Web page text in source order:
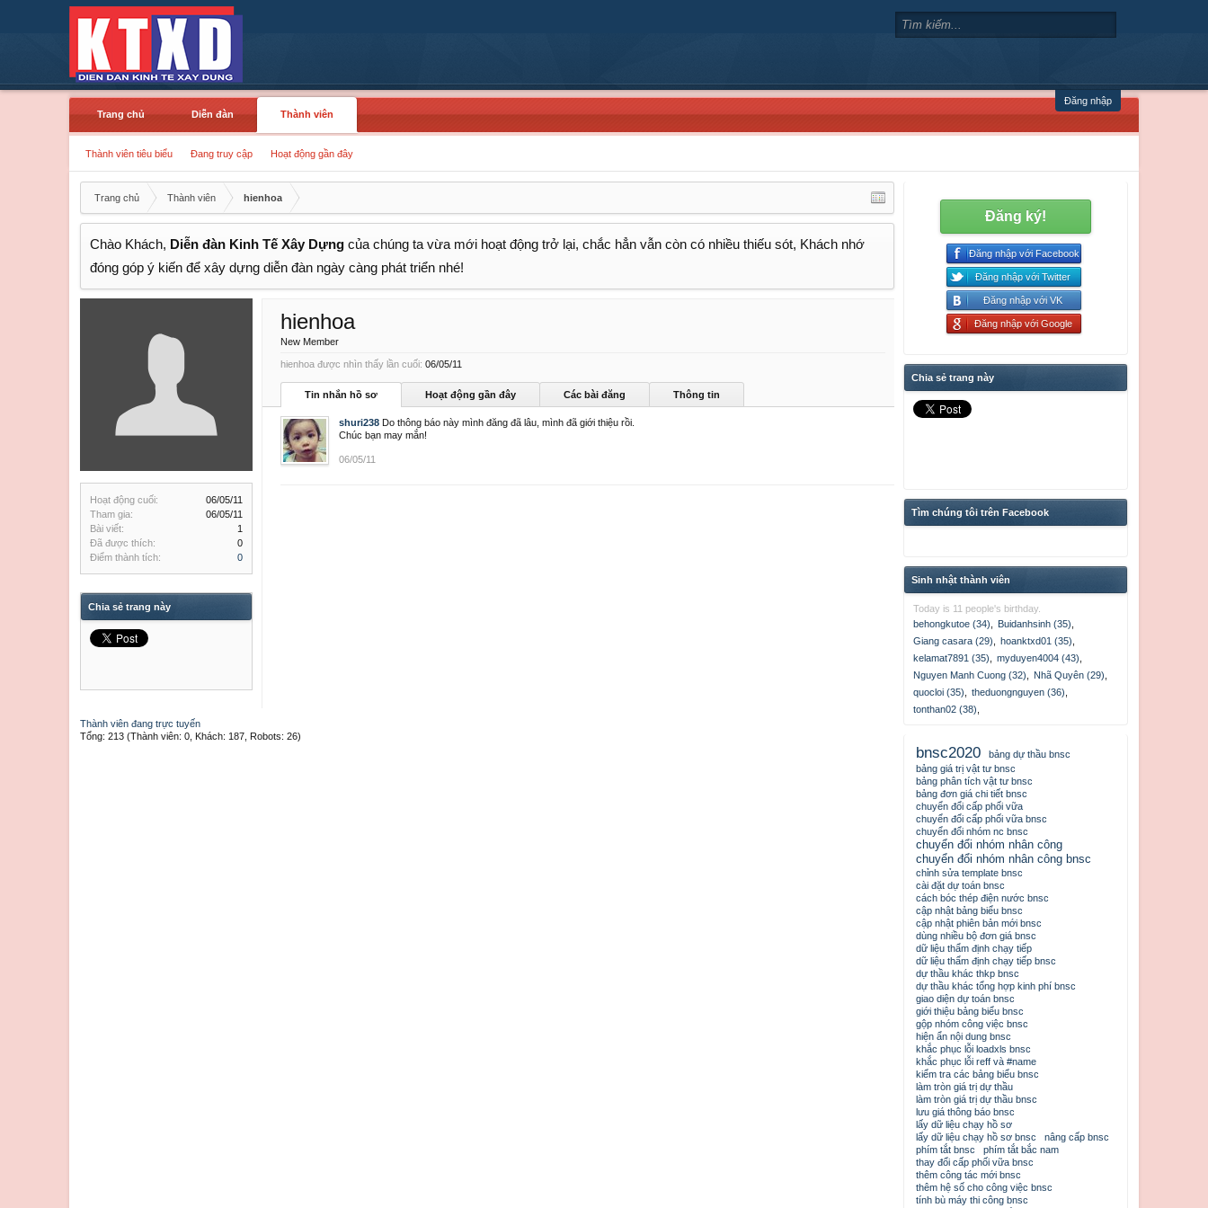
Đăng nhập
Trang chủ
Diễn đàn Thành viên
Thành viên tiêu biểu Đang truy cập Hoạt động gần đây
Trang chủ Thành viên hienhoa
Chào Khách, Diễn đàn Kinh Tế Xây Dựng của chúng ta vừa mới hoạt động trở lại, chắc hẳn vẫn còn có nhiều thiếu sót, Khách nhớ
đóng góp ý kiến để xây dựng diễn đàn ngày càng phát triển nhé!
Hoạt động cuối:
06/05/11
Tham gia:
06/05/11
Bài viết:
1
Đã được thích:
0
Điểm thành tích:
0
Chia sẻ trang này
hienhoa
New Member
hienhoa được nhìn thấy lần cuối: 06/05/11
Tin nhắn hồ sơ Hoạt động gần đây Các bài đăng Thông tin
shuri238 Do thông báo này mình đăng đã lâu, mình đã giới thiệu rồi.
Chúc bạn may mắn!
06/05/11
Thành viên đang trực tuyến
Tổng: 213 (Thành viên: 0, Khách: 187, Robots: 26)
Đăng ký!
Đăng nhập với Facebook
Đăng nhập với Twitter
Đăng nhập với VK
Đăng nhập với Google
Chia sẻ trang này
Tìm chúng tôi trên Facebook
Sinh nhật thành viên
Today is 11 people's birthday.
behongkutoe (34)
Buidanhsinh (35)
Giang casara (29)
hoanktxd01 (35)
kelamat7891 (35)
myduyen4004 (43)
Nguyen Manh Cuong (32)
Nhã Quyên (29)
quocloi (35)
theduongnguyen (36)
tonthan02 (38)
bnsc2020
bảng dự thầu bnsc
bảng giá trị vật tư bnsc
bảng phân tích vật tư bnsc
bảng đơn giá chi tiết bnsc
chuyển đổi cấp phối vữa
chuyển đổi cấp phối vữa bnsc
chuyển đổi nhóm nc bnsc
chuyển đổi nhóm nhân công
chuyển đổi nhóm nhân công bnsc
chỉnh sửa template bnsc
cài đặt dự toán bnsc
cách bóc thép điện nước bnsc
cập nhật bảng biểu bnsc
cập nhật phiên bản mới bnsc
dùng nhiều bộ đơn giá bnsc
dữ liệu thẩm định chạy tiếp
dữ liệu thẩm định chạy tiếp bnsc
dự thầu khác thkp bnsc
dự thầu khác tổng hợp kinh phí bnsc
giao diện dự toán bnsc
giới thiệu bảng biểu bnsc
gộp nhóm công việc bnsc
hiện ẩn nội dung bnsc
khắc phục lỗi loadxls bnsc
khắc phục lỗi reff và #name
kiểm tra các bảng biểu bnsc
làm tròn giá trị dự thầu
làm tròn giá trị dự thầu bnsc
lưu giá thông báo bnsc
lấy dữ liệu chạy hồ sơ
lấy dữ liệu chạy hồ sơ bnsc
nâng cấp bnsc
phím tắt bnsc
phím tắt bắc nam
thay đổi cấp phối vữa bnsc
thêm công tác mới bnsc
thêm hệ số cho công việc bnsc
tính bù máy thi công bnsc